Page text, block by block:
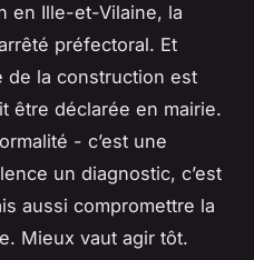
en Ille-et-Vilaine, la
préfectoral. Et
de la construction est
être déclarée en mairie.
- c’est une
un diagnostic, c’est
aussi compromettre la
Mieux vaut agir tôt.